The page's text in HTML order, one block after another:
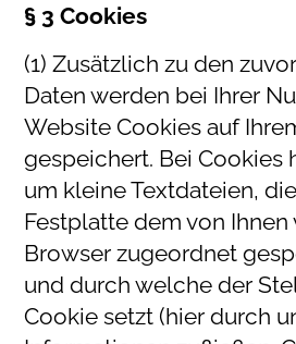
§ 3 Cookies
(1) Zusätzlich zu den
Daten werden bei Ihrer
Website Cookies auf
gespeichert. Bei Cookies
um kleine Textdateien,
Festplatte dem von
Browser zugeordnet
und durch welche der
Cookie setzt (hier durch